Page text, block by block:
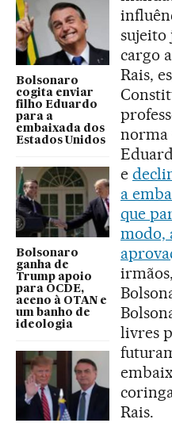
Bolsonaro
cogita enviar
filho Eduardo
para a
embaixada dos
Estados Unidos
Bolsonaro
ganha de
Trump apoio
para OCDE,
aceno à OTAN e
um banho de
ideologia
sujeito
cargo
Rais,
norma
e
a
que
modo,
livres
Rais.